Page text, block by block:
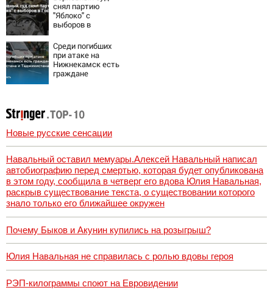
с рабочими
10/08/2026 –
Новости
снял партию
"Яблоко" с
выборов в
Среди погибших
при атаке на
Нижнекамск есть
граждане
Новые русские сенсации
Навальный оставил мемуары.Алексей Навальный написал
автобиографию перед смертью, которая будет опубликована
в этом году, сообщила в четверг его вдова Юлия Навальная,
раскрыв существование текста, о существовании которого
знало только его ближайшее окружен
Почему Быков и Акунин купились на розыгрыш?
Юлия Навальная не справилась с ролью вдовы героя
РЭП-килограммы споют на Евровидении